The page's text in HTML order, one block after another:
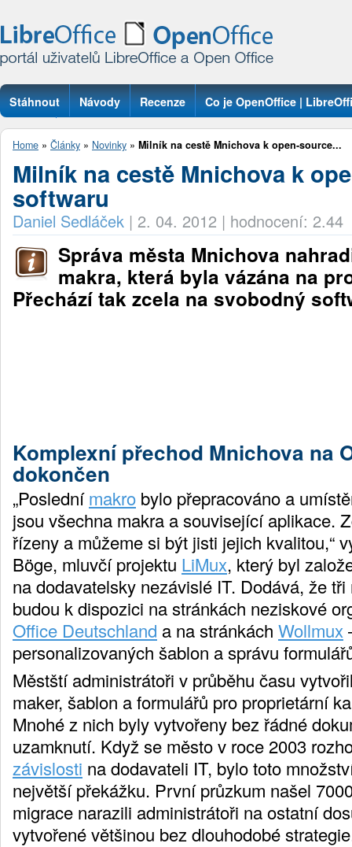
Stáhnout Návody Recenze Co je OpenOffice |
Otázky
Home » Články » Novinky » Milník na cestě Mnichova k open­‑source...
Milník na cestě Mnichova k
softwaru
Daniel Sedláček | 2. 04. 2012 | hodnocení: 2.44
Správa města Mnichova
makra, která byla vázána na
Přechází tak zcela na svobodný
Komplexní přechod Mnichova na
dokončen
„Poslednímakro bylo přepracováno a
jsou všechna makra a související aplikace.
řízeny a můžeme si být jisti jejich kvalitou,“
Böge, mluvčí projektu LiMux, který byl
na dodavatelsky nezávislé IT. Dodává, že
budou k dispozici na stránkách neziskové
Office Deutschland a na stránkách Wollmux
personalizovaných šablon a správu
Městští administrátoři v průběhu času
maker, šablon a formulářů pro proprietární
Mnohé z nich byly vytvořeny bez řádné
uzamknutí. Když se město v roce 2003
závislosti na dodavateli IT, bylo toto
největší překážku. První průzkum našel
migrace narazili administrátoři na ostatní
vytvořené většinou bez dlouhodobé